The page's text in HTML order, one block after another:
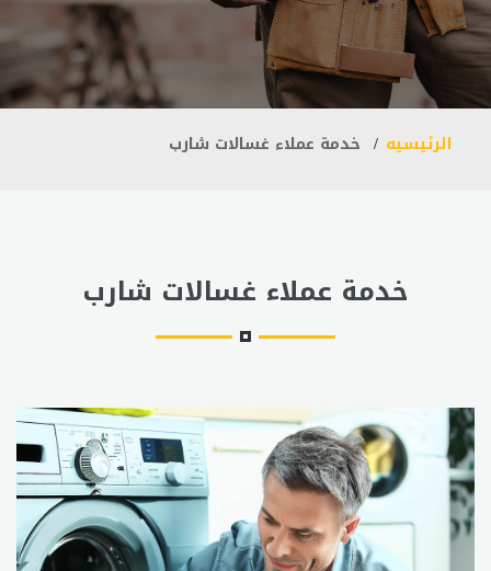
الرئيسيه خدمة عملاء غسالات شارب
خدمة عملاء غسالات شارب